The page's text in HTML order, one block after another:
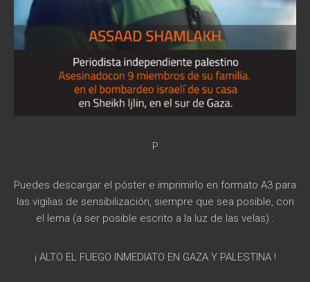
P
Puedes descargar el póster e imprimirlo en formato A3 para
las vigilias de sensibilización, siempre que sea posible, con
el lema (a ser posible escrito a la luz de las velas) :
¡ ALTO EL FUEGO INMEDIATO EN GAZA Y PALESTINA !